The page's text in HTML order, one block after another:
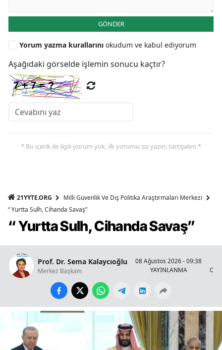
GÖNDER
Yorum yazma kurallarını okudum ve kabul ediyorum
Aşağıdaki görselde işlemin sonucu kaçtır?
* Bu içerik ile ilgili yorum yok, ilk yorumu siz yazın, tartışalım *
21YYTE.ORG
Milli Güvenlik Ve Dış Politika Araştırmaları Merkezi
“ Yurtta Sulh, Cihanda Savaş”
“ Yurtta Sulh, Cihanda Savaş”
Prof. Dr. Sema Kalaycıoğlu
Merkez Başkanı
08 Ağustos 2026 - 09:38
YAYINLANMA